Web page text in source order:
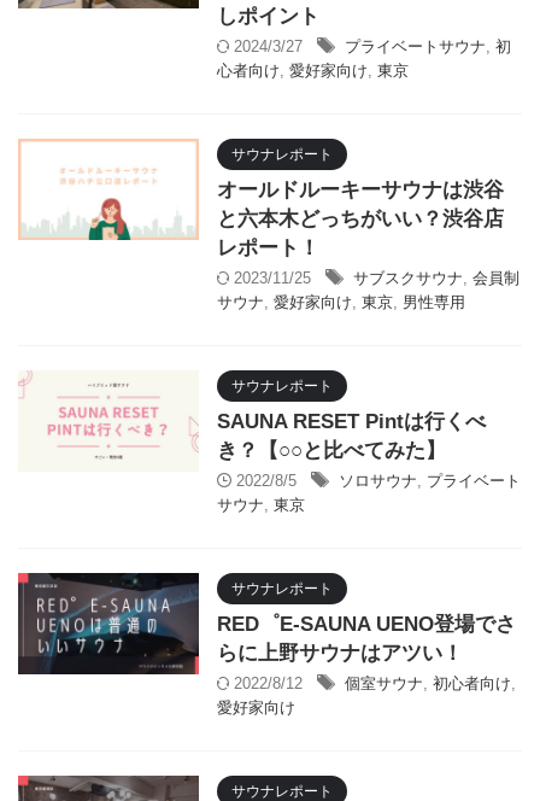
しポイント
2024/3/27 プライベートサウナ, 初
心者向け, 愛好家向け, 東京
サウナレポート
オールドルーキーサウナは渋谷
と六本木どっちがいい？渋谷店
レポート！
2023/11/25 サブスクサウナ, 会員制
サウナ, 愛好家向け, 東京, 男性専用
サウナレポート
SAUNA RESET Pintは行くべ
き？【○○と比べてみた】
2022/8/5 ソロサウナ, プライベート
サウナ, 東京
サウナレポート
RED゜E-SAUNA UENO登場でさ
らに上野サウナはアツい！
2022/8/12 個室サウナ, 初心者向け,
愛好家向け
サウナレポート